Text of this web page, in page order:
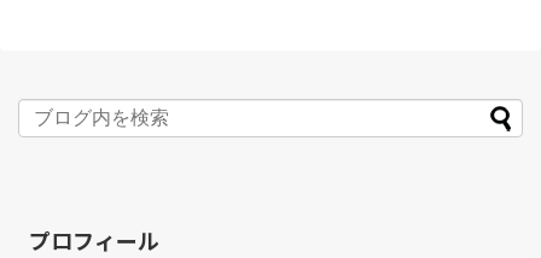
プロフィール